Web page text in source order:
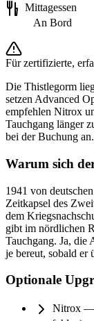
Mittagessen
An Bord
Für zertifizierte,
Die Thistlegorm
setzen Advanced
empfehlen Nitrox
Tauchgang länger
bei der Buchung an.
Warum sich
1941 von
Zeitkapsel des
dem
gibt im nördlichen
Tauchgang. Ja, die
je bereut, sobald er
Optionale
Nitrox —